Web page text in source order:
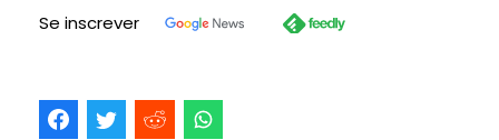
Se inscrever